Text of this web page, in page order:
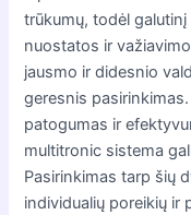
trūkumų, todėl
nuostatos ir
jausmo ir didesnio
geresnis
patogumas ir
multitronic sistema
Pasirinkimas tarp šių
individualių poreikių ir